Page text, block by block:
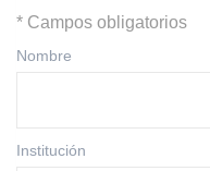
* Campos obligatorios
Nombre
Institución